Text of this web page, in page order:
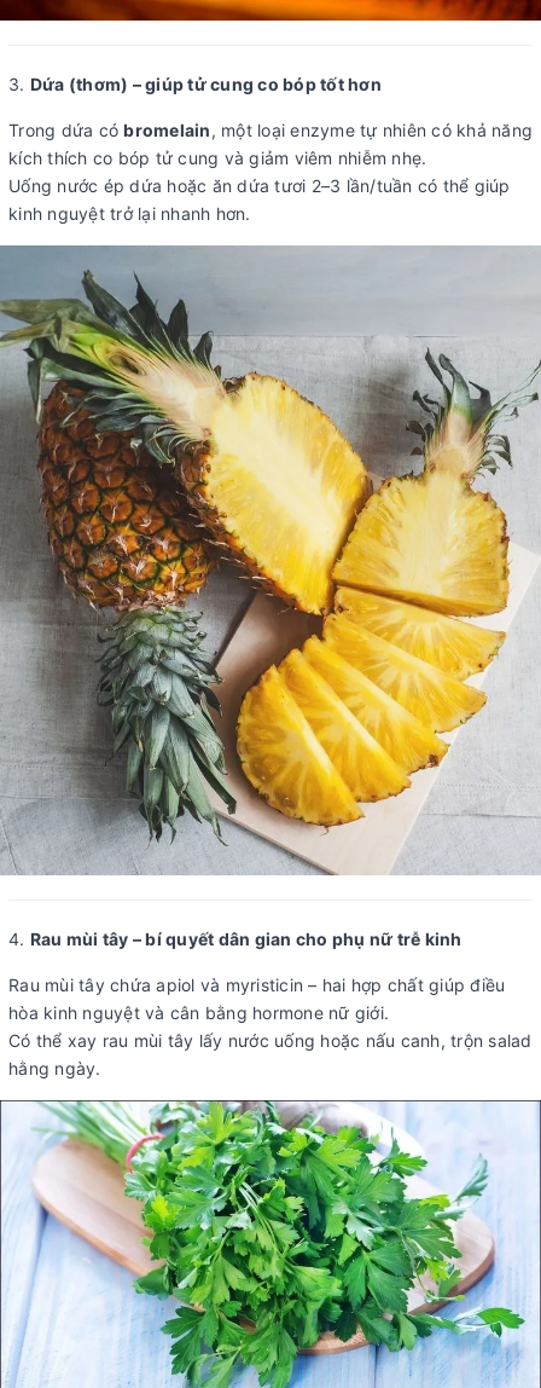
3. Dứa (thơm) – giúp tử cung co bóp tốt hơn
Trong dứa cóbromelain, một loại enzyme tự nhiên có khả năng
kích thích co bóp tử cung và giảm viêm nhiễm nhẹ.
Uống nước ép dứa hoặc ăn dứa tươi 2–3 lần/tuần có thể giúp
kinh nguyệt trở lại nhanh hơn.
4. Rau mùi tây – bí quyết dân gian cho phụ nữ trễ kinh
Rau mùi tây chứa apiol và myristicin – hai hợp chất giúp điều
hòa kinh nguyệt và cân bằng hormone nữ giới.
Có thể xay rau mùi tây lấy nước uống hoặc nấu canh, trộn salad
hằng ngày.